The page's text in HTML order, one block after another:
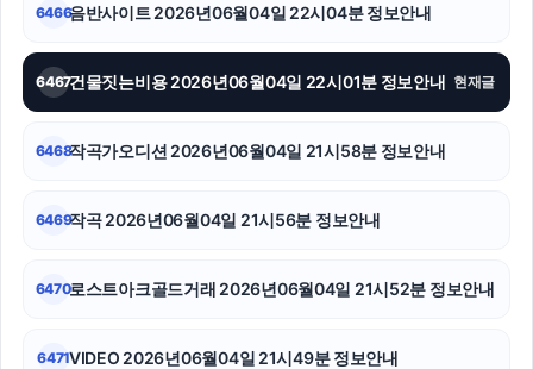
용인하수구막힘
하남하수구막힘
부산흥신소
구리하수구막힘
6466음반사이트 2026년06월04일 22시04분 정보안내
6467건물짓는비용 2026년06월04일 22시01분 정보안내 현재글
6468작곡가오디션 2026년06월04일 21시58분 정보안내
6469작곡 2026년06월04일 21시56분 정보안내
6470로스트아크골드거래 2026년06월04일 21시52분 정보안내
6471VIDEO 2026년06월04일 21시49분 정보안내